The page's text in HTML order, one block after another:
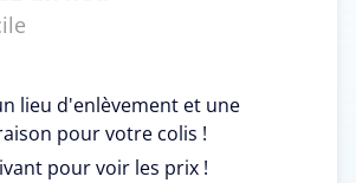
lieu d'enlèvement et une
pour votre colis !
pour voir les prix !